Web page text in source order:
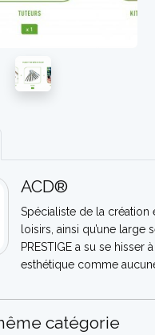
ACD®
Spécialiste de la
loisirs, ainsi qu’une large
PRESTIGE a su se
esthétique comme
catégorie